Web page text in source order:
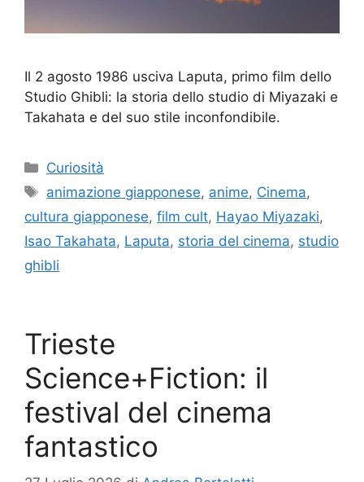
Il 2 agosto 1986 usciva Laputa, primo film dello
Studio Ghibli: la storia dello studio di Miyazaki e
Takahata e del suo stile inconfondibile.
Categorie
Curiosità
Tag
animazione giapponese, anime, Cinema,
cultura giapponese, film cult, Hayao Miyazaki,
Isao Takahata, Laputa, storia del cinema, studio
ghibli
Trieste
Science+Fiction: il
festival del cinema
fantastico